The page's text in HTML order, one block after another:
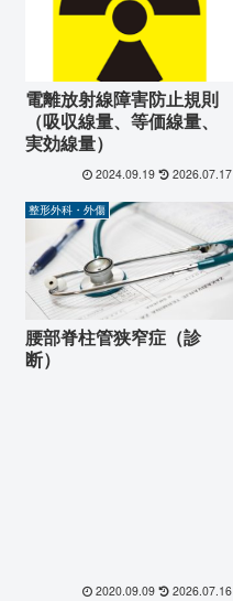
電離放射線障害防止規則
（吸収線量、等価線量、
実効線量）
2024.09.19 2026.07.17
整形外科・外傷
腰部脊柱管狭窄症（診
断）
2020.09.09 2026.07.16